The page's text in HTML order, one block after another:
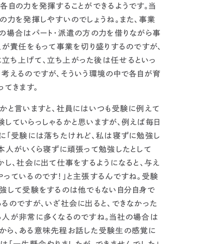
自の力を発揮することができるようです。当
力を発揮しやすいのでしょうね。また、事業
場合はパート・派遣の方の力を借りながら事
責任をもって事業を切り盛りするのですが、
ち上げて、立ち上がった後は任せるといっ
えるのですが、そういう環境の中で各自が育
きます。
言いますと、社員にはいつも 受験に例えて
ていらっしゃるかと思いますが、例えば毎日
「受験には落ちたけれど、私は寝ずに勉強し
人がいくら寝ずに頑張って勉強したとして
、社会に出て仕事をするようになると、与え
ているのです！」と主張するんですね。 受験
して受験をするのは他でもない自分自身で
のですが、いざ社会に出ると、できなかった
が非常に多くなるのですね。当社の場合は
ら、ある意味先程お話した受験生の感覚に